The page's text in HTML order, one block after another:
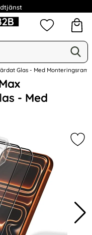
Narse Group AB
Mina
Glas - Med Monteringsram
- Med